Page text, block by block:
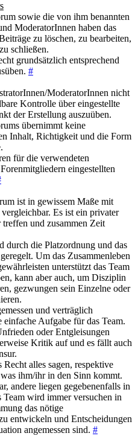
sowie die von ihm benannten
ModeratorInnen haben das
zu löschen, zu bearbeiten,
schließen.
grundsätzlich entsprechend
#
ModeratorInnen nicht
Kontrolle über eingestellte
der Erstellung auszuüben.
übernimmt keine
Inhalt, Richtigkeit und die Form
für die verwendeten
eingestellten
ist in gewissem Maße mit
Es ist ein privater
und zusammen Zeit
durch die Platzordnung und das
Um das Zusammenleben
unterstützt das Team
kann aber auch, um Disziplin
gezwungen sein Einzelne oder
und verträglich
einfache Aufgabe für das Team.
oder Entgleisungen
Kritik auf und es fällt auch
alles sagen, respektive
ihm/ihr in den Sinn kommt.
andere liegen gegebenenfalls in
Team wird immer versuchen in
das nötige
entwickeln und Entscheidungen
angemessen sind. #